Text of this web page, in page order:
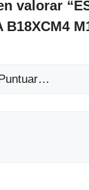
valorar
B18XCM4